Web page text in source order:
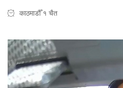
काठमाडौँ १ चैत